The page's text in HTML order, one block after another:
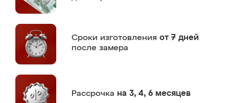
Сроки изготовления от 7 дней
после замера
Рассрочка на 3, 4, 6 месяцев